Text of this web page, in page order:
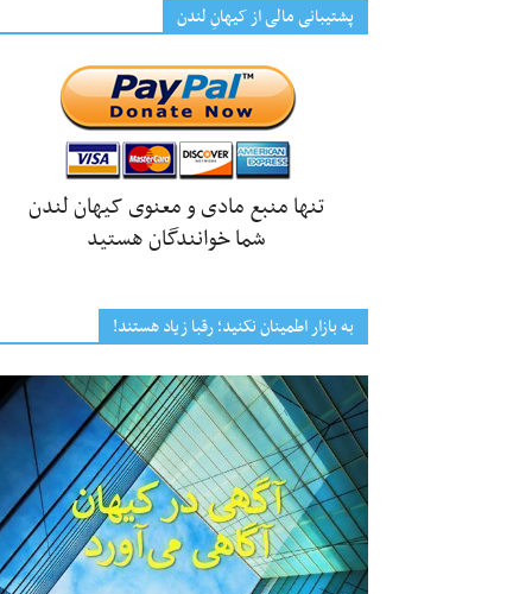
پشتیبانی مالی از کیهانِ لندن
تنها منبع مادی و معنوی کیهان لندن
شما خوانندگان هستید
به بازار اطمینان نکنید؛ رقبا زیاد هستند!